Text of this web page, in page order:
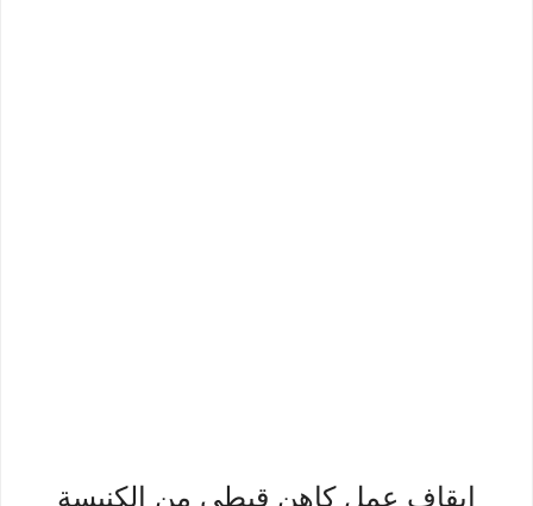
ايقاف عمل كاهن قبطي من الكنيسة